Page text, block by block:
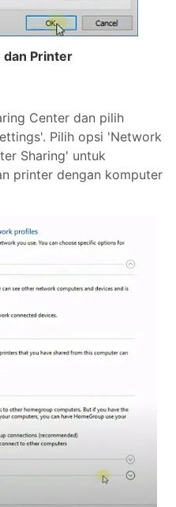
dan Printer
Center dan pilih
Pilih opsi 'Network
Sharing' untuk
printer dengan komputer